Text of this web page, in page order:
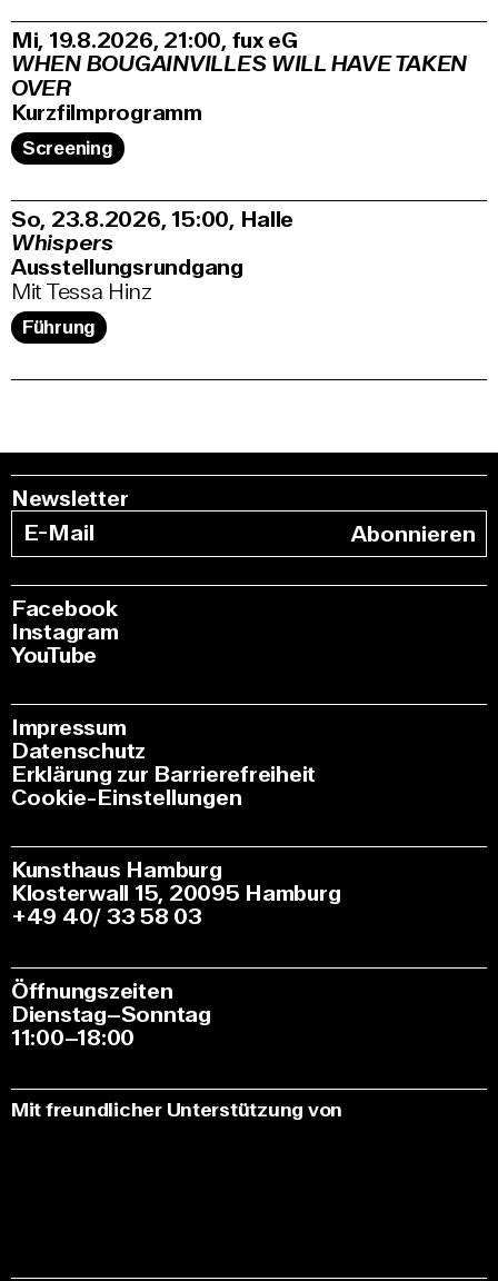
Mi, 19.8.2026 21:00, fux eG
WHEN BOUGAINVILLES WILL HAVE TAKEN
OVER
Kurzfilmprogramm
Screening
So, 23.8.2026 15:00, Halle
Whispers
Ausstellungsrundgang
Mit Tessa Hinz
Führung
Newsletter
Abonnieren
Facebook
Instagram
YouTube
Impressum
Datenschutz
Erklärung zur Barrierefreiheit
Cookie-Einstellungen
Kunsthaus Hamburg
Klosterwall 15, 20095 Hamburg
+49 40/ 33 58 03
Öffnungszeiten
Dienstag–Sonntag
11:00–18:00
Mit freundlicher Unterstützung von